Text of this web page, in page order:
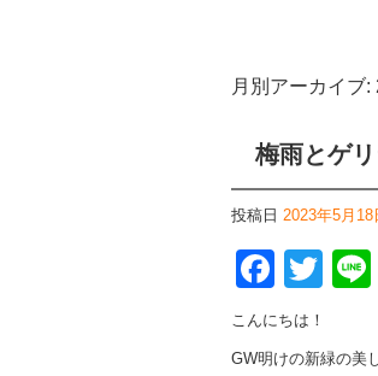
月別アーカイブ:
梅雨とゲ
投稿日 2023年5月18
こんにちは！
GW明けの新緑の美